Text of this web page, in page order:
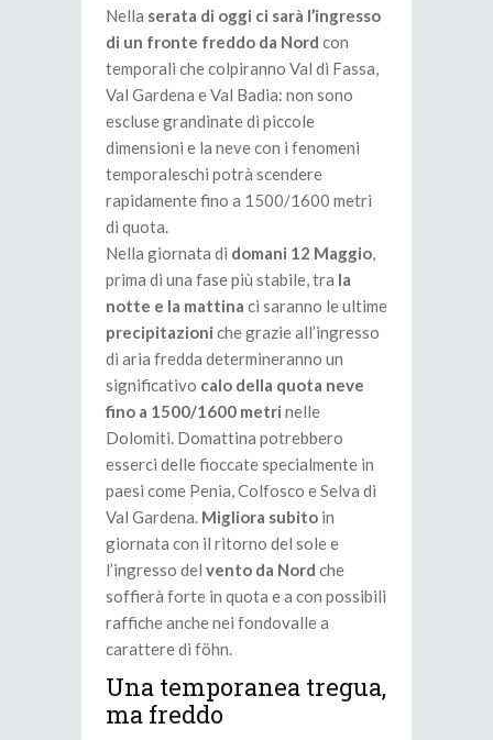
Nella serata di oggi ci sarà l’ingresso
di un fronte freddo da Nord con
temporali che colpiranno Val di Fassa,
Val Gardena e Val Badia: non sono
escluse grandinate di piccole
dimensioni e la neve con i fenomeni
temporaleschi potrà scendere
rapidamente fino a 1500/1600 metri
di quota.
Nella giornata di domani 12 Maggio,
prima di una fase più stabile, tra la
notte e la mattina ci saranno le ultime
precipitazioni che grazie all’ingresso
di aria fredda determineranno un
significativo calo della quota neve
fino a 1500/1600 metri nelle
Dolomiti. Domattina potrebbero
esserci delle fioccate specialmente in
paesi come Penia, Colfosco e Selva di
Val Gardena. Migliora subito in
giornata con il ritorno del sole e
l’ingresso del vento da Nord che
soffierà forte in quota e a con possibili
raffiche anche nei fondovalle a
carattere di föhn.
Una temporanea tregua,
ma freddo